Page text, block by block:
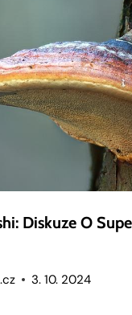
Diskuze O
3. 10. 2024